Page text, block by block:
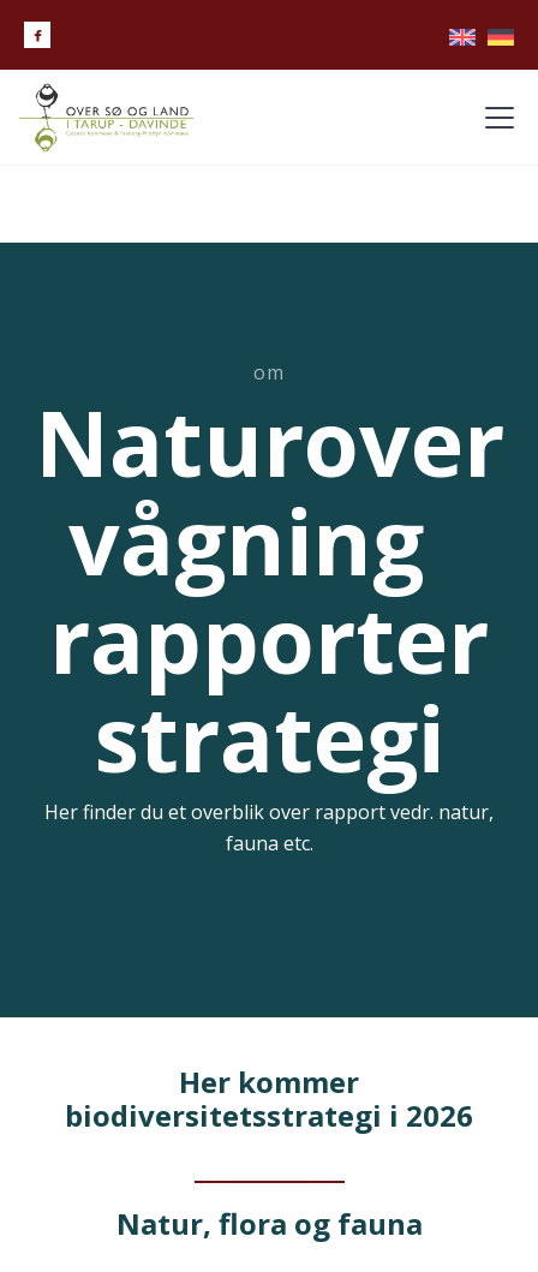

om
Naturover
vågning
rapporter
strategi
Her finder du et overblik over rapport vedr. natur,
fauna etc.
Her kommer
biodiversitetsstrategi i 2026
Natur, flora og fauna